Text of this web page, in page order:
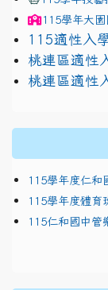
115學年大園
115適性入
link to
桃連區適性
link to
桃連區適性
115學年度仁和
115學年度體育
115仁和國中管